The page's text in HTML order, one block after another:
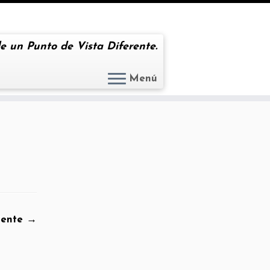
un Punto de Vista Diferente.
Menú
→